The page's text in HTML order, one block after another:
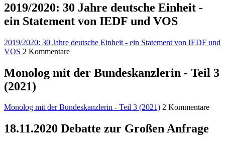
2019/2020: 30 Jahre deutsche Einheit -
ein Statement von IEDF und VOS
2019/2020: 30 Jahre deutsche Einheit - ein Statement von IEDF und
VOS 2 Kommentare
Monolog mit der Bundeskanzlerin - Teil 3
(2021)
Monolog mit der Bundeskanzlerin - Teil 3 (2021) 2 Kommentare
18.11.2020 Debatte zur Großen Anfrage